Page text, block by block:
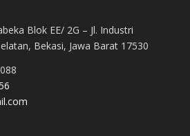
Blok EE/ 2G – Jl. Industri
Bekasi, Jawa Barat 17530